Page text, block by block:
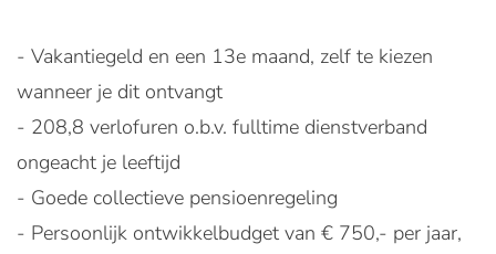
- Vakantiegeld en een 13e maand, zelf te kiezen
wanneer je dit ontvangt
- 208,8 verlofuren o.b.v. fulltime dienstverband
ongeacht je leeftijd
- Goede collectieve pensioenregeling
- Persoonlijk ontwikkelbudget van € 750,- per jaar,